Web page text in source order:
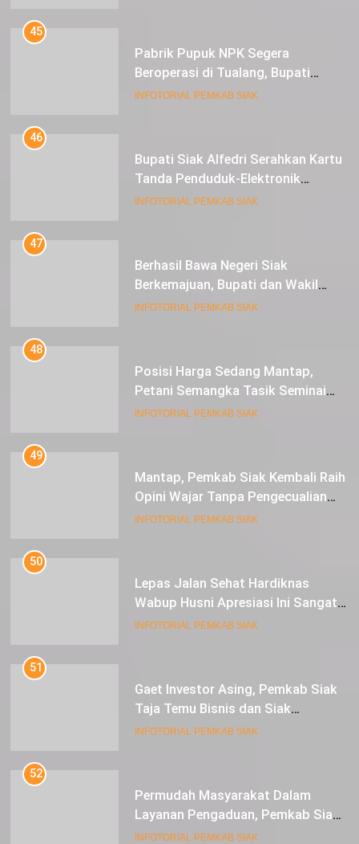
45
Pabrik Pupuk NPK Segera
Beroperasi di Tualang, Bupati
Alfedri Investasi ini Tingkatkan
INFOTORIAL PEMKAB SIAK
46
Bupati Siak Alfedri Serahkan Kartu
Tanda Penduduk-Elektronik
Kepada Pelajar SMK 1 Koto Gasib
INFOTORIAL PEMKAB SIAK
47
Berhasil Bawa Negeri Siak
Berkemajuan, Bupati dan Wakil
Bupati Siak Terima Gelar Adat
INFOTORIAL PEMKAB SIAK
48
Posisi Harga Sedang Mantap,
Petani Semangka Tasik Seminai
Raup Untung
INFOTORIAL PEMKAB SIAK
49
Mantap, Pemkab Siak Kembali Raih
Opini Wajar Tanpa Pengecualian
ke-13 Dari BPK RI.
INFOTORIAL PEMKAB SIAK
50
Lepas Jalan Sehat Hardiknas
Wabup Husni Apresiasi Ini Sangat
Luar Biasa
INFOTORIAL PEMKAB SIAK
51
Gaet Investor Asing, Pemkab Siak
Taja Temu Bisnis dan Siak
Expoversary 2024
INFOTORIAL PEMKAB SIAK
52
Permudah Masyarakat Dalam
Layanan Pengaduan, Pemkab Siak
Luncurkan Aplikasi SIP PUAN
INFOTORIAL PEMKAB SIAK